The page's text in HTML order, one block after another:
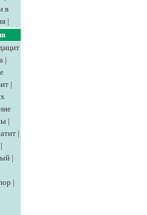
в
|
|
|
|
|
|
|
|